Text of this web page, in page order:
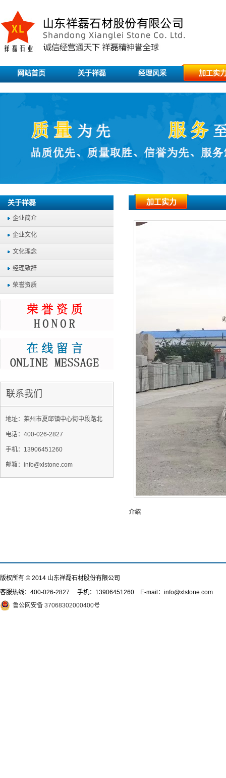
网站首页 关于祥磊 经理风采 加工实
关于祥磊
企业简介
企业文化
文化理念
经理致辞
荣誉资质
联系我们
地址：莱州市夏邱镇中心街中段路北
电话：400-026-2827
手机：13906451260
邮箱：info@xlstone.com
加工实力
介绍
版权所有 © 2014 山东祥磊石材股份有限公司
客服热线： 400-026-2827 手机：13906451260 E-mail：info@xlstone.com
鲁公网安备 37068302000400号